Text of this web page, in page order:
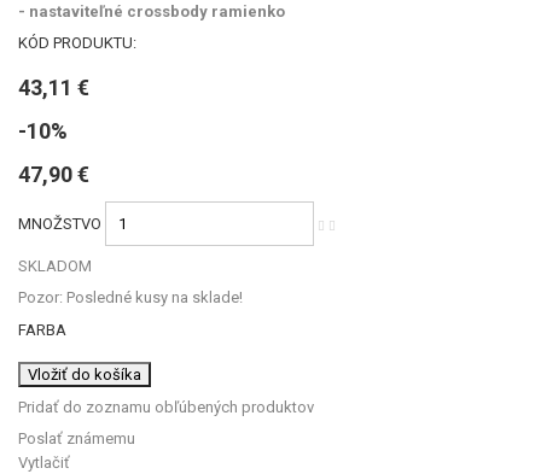
- nastaviteľné crossbody ramienko
KÓD PRODUKTU:
43,11 €
-10%
47,90 €
MNOŽSTVO
SKLADOM
Pozor: Posledné kusy na sklade!
FARBA
Vložiť do košíka
Pridať do zoznamu obľúbených produktov
Poslať známemu
Vytlačiť